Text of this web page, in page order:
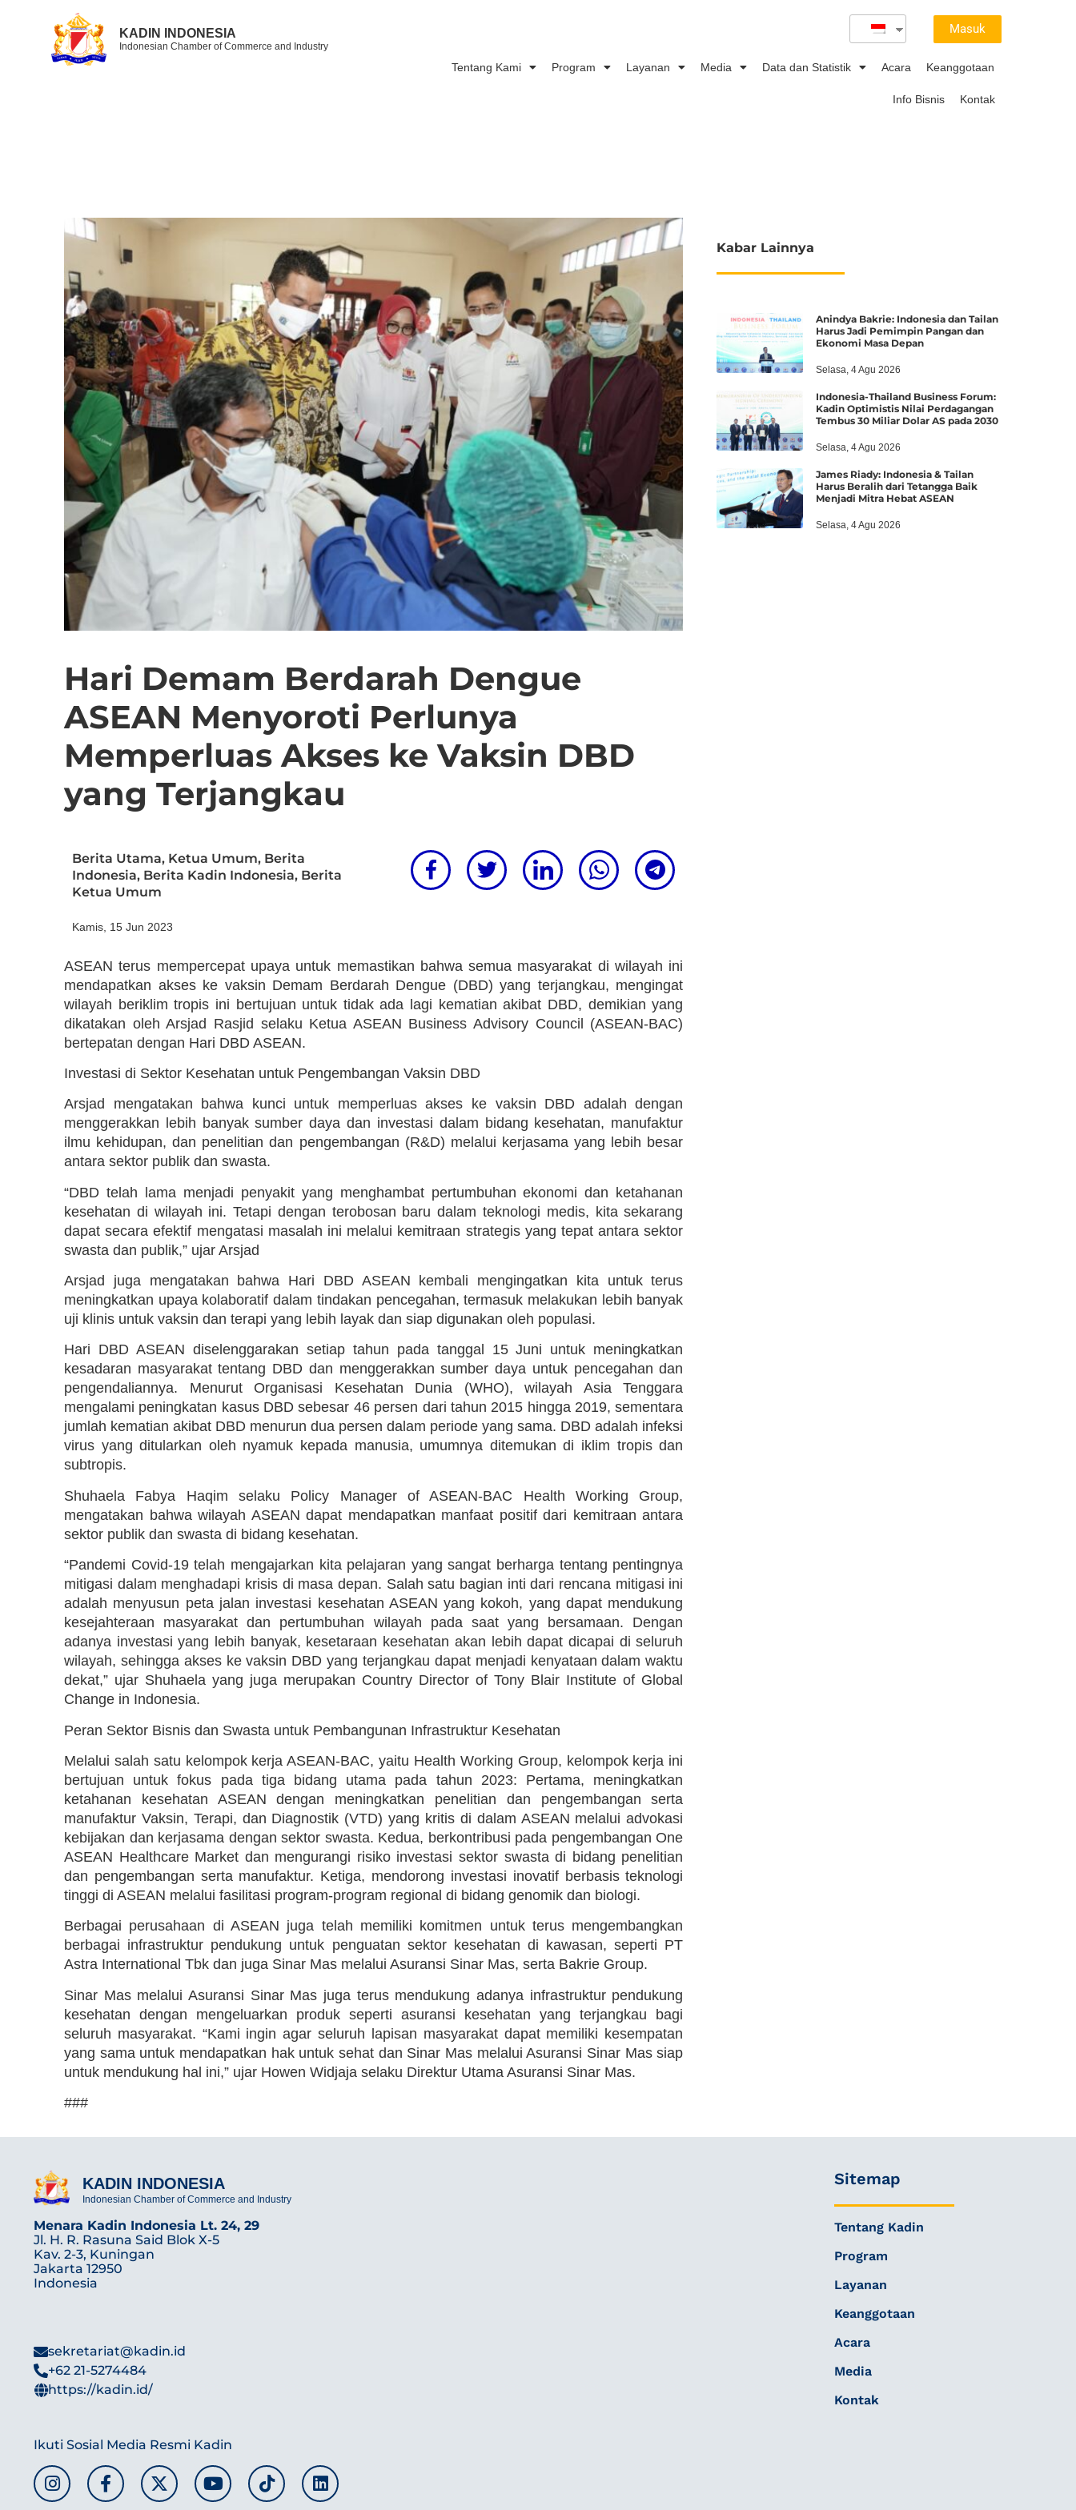
KADIN INDONESIA
Indonesian Chamber of Commerce and Industry
Masuk
Tentang Kami Program Layanan Media Data dan Statistik Acara Keanggotaan
Info Bisnis Kontak
Hari Demam Berdarah Dengue
ASEAN Menyoroti Perlunya
Memperluas Akses ke Vaksin DBD
yang Terjangkau
Berita Utama, Ketua Umum, Berita
Indonesia, Berita Kadin Indonesia, Berita
Ketua Umum
Kamis, 15 Jun 2023
ASEAN terus mempercepat upaya untuk memastikan bahwa semua masyarakat di wilayah ini
mendapatkan akses ke vaksin Demam Berdarah Dengue (DBD) yang terjangkau, mengingat
wilayah beriklim tropis ini bertujuan untuk tidak ada lagi kematian akibat DBD, demikian yang
dikatakan oleh Arsjad Rasjid selaku Ketua ASEAN Business Advisory Council (ASEAN-BAC)
bertepatan dengan Hari DBD ASEAN.
Investasi di Sektor Kesehatan untuk Pengembangan Vaksin DBD
Arsjad mengatakan bahwa kunci untuk memperluas akses ke vaksin DBD adalah dengan
menggerakkan lebih banyak sumber daya dan investasi dalam bidang kesehatan, manufaktur
ilmu kehidupan, dan penelitian dan pengembangan (R&D) melalui kerjasama yang lebih besar
antara sektor publik dan swasta.
“DBD telah lama menjadi penyakit yang menghambat pertumbuhan ekonomi dan ketahanan
kesehatan di wilayah ini. Tetapi dengan terobosan baru dalam teknologi medis, kita sekarang
dapat secara efektif mengatasi masalah ini melalui kemitraan strategis yang tepat antara sektor
swasta dan publik,” ujar Arsjad
Arsjad juga mengatakan bahwa Hari DBD ASEAN kembali mengingatkan kita untuk terus
meningkatkan upaya kolaboratif dalam tindakan pencegahan, termasuk melakukan lebih banyak
uji klinis untuk vaksin dan terapi yang lebih layak dan siap digunakan oleh populasi.
Hari DBD ASEAN diselenggarakan setiap tahun pada tanggal 15 Juni untuk meningkatkan
kesadaran masyarakat tentang DBD dan menggerakkan sumber daya untuk pencegahan dan
pengendaliannya. Menurut Organisasi Kesehatan Dunia (WHO), wilayah Asia Tenggara
mengalami peningkatan kasus DBD sebesar 46 persen dari tahun 2015 hingga 2019, sementara
jumlah kematian akibat DBD menurun dua persen dalam periode yang sama. DBD adalah infeksi
virus yang ditularkan oleh nyamuk kepada manusia, umumnya ditemukan di iklim tropis dan
subtropis.
Shuhaela Fabya Haqim selaku Policy Manager of ASEAN-BAC Health Working Group,
mengatakan bahwa wilayah ASEAN dapat mendapatkan manfaat positif dari kemitraan antara
sektor publik dan swasta di bidang kesehatan.
“Pandemi Covid-19 telah mengajarkan kita pelajaran yang sangat berharga tentang pentingnya
mitigasi dalam menghadapi krisis di masa depan. Salah satu bagian inti dari rencana mitigasi ini
adalah menyusun peta jalan investasi kesehatan ASEAN yang kokoh, yang dapat mendukung
kesejahteraan masyarakat dan pertumbuhan wilayah pada saat yang bersamaan. Dengan
adanya investasi yang lebih banyak, kesetaraan kesehatan akan lebih dapat dicapai di seluruh
wilayah, sehingga akses ke vaksin DBD yang terjangkau dapat menjadi kenyataan dalam waktu
dekat,” ujar Shuhaela yang juga merupakan Country Director of Tony Blair Institute of Global
Change in Indonesia.
Peran Sektor Bisnis dan Swasta untuk Pembangunan Infrastruktur Kesehatan
Melalui salah satu kelompok kerja ASEAN-BAC, yaitu Health Working Group, kelompok kerja ini
bertujuan untuk fokus pada tiga bidang utama pada tahun 2023: Pertama, meningkatkan
ketahanan kesehatan ASEAN dengan meningkatkan penelitian dan pengembangan serta
manufaktur Vaksin, Terapi, dan Diagnostik (VTD) yang kritis di dalam ASEAN melalui advokasi
kebijakan dan kerjasama dengan sektor swasta. Kedua, berkontribusi pada pengembangan One
ASEAN Healthcare Market dan mengurangi risiko investasi sektor swasta di bidang penelitian
dan pengembangan serta manufaktur. Ketiga, mendorong investasi inovatif berbasis teknologi
tinggi di ASEAN melalui fasilitasi program-program regional di bidang genomik dan biologi.
Berbagai perusahaan di ASEAN juga telah memiliki komitmen untuk terus mengembangkan
berbagai infrastruktur pendukung untuk penguatan sektor kesehatan di kawasan, seperti PT
Astra International Tbk dan juga Sinar Mas melalui Asuransi Sinar Mas, serta Bakrie Group.
Sinar Mas melalui Asuransi Sinar Mas juga terus mendukung adanya infrastruktur pendukung
kesehatan dengan mengeluarkan produk seperti asuransi kesehatan yang terjangkau bagi
seluruh masyarakat. “Kami ingin agar seluruh lapisan masyarakat dapat memiliki kesempatan
yang sama untuk mendapatkan hak untuk sehat dan Sinar Mas melalui Asuransi Sinar Mas siap
untuk mendukung hal ini,” ujar Howen Widjaja selaku Direktur Utama Asuransi Sinar Mas.
###
Kabar Lainnya
Anindya Bakrie: Indonesia dan Tailan
Harus Jadi Pemimpin Pangan dan
Ekonomi Masa Depan
Selasa, 4 Agu 2026
Indonesia-Thailand Business Forum:
Kadin Optimistis Nilai Perdagangan
Tembus 30 Miliar Dolar AS pada 2030
Selasa, 4 Agu 2026
James Riady: Indonesia & Tailan
Harus Beralih dari Tetangga Baik
Menjadi Mitra Hebat ASEAN
Selasa, 4 Agu 2026
KADIN INDONESIA
Indonesian Chamber of Commerce and Industry
Menara Kadin Indonesia Lt. 24, 29
Jl. H. R. Rasuna Said Blok X-5
Kav. 2-3, Kuningan
Jakarta 12950
Indonesia
sekretariat@kadin.id
+62 21-5274484
https://kadin.id/
Ikuti Sosial Media Resmi Kadin
Sitemap
Tentang Kadin
Program
Layanan
Keanggotaan
Acara
Media
Kontak